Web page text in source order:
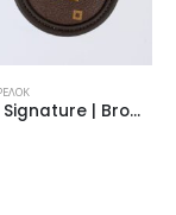
Breloque Signature | Brown